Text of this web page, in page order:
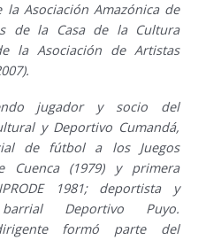
la Asociación Amazónica de
de la Casa de la Cultura
la Asociación de Artistas
jugador y socio del
y Deportivo Cumandá,
de fútbol a los Juegos
Cuenca (1979) y primera
1981; deportista y
Deportivo Puyo.
formó parte del